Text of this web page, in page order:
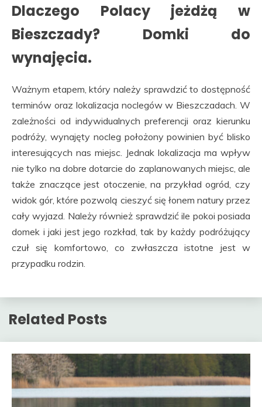
Dlaczego Polacy jeżdżą w
Bieszczady? Domki do
wynajęcia.
Ważnym etapem, który należy sprawdzić to dostępność
terminów oraz lokalizacja noclegów w Bieszczadach. W
zależności od indywidualnych preferencji oraz kierunku
podróży, wynajęty nocleg położony powinien być blisko
interesujących nas miejsc. Jednak lokalizacja ma wpływ
nie tylko na dobre dotarcie do zaplanowanych miejsc, ale
także znaczące jest otoczenie, na przykład ogród, czy
widok gór, które pozwolą cieszyć się łonem natury przez
cały wyjazd. Należy również sprawdzić ile pokoi posiada
domek i jaki jest jego rozkład, tak by każdy podróżujący
czuł się komfortowo, co zwłaszcza istotne jest w
przypadku rodzin.
Related Posts